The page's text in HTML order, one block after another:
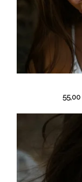
55,00